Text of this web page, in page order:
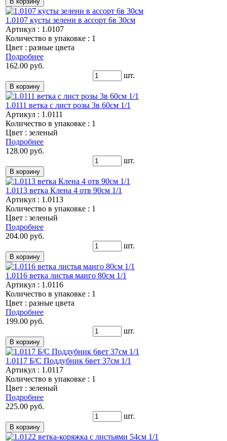
1.0107 кусты зелени в ассорт 6в 30см
Артикул : 1.0107
Количество в упаковке : 1
Цвет : разные цвета
Подробнее
162.00 руб.
шт.
1.0111 ветка с лист розы 3в 60см 1/1
Артикул : 1.0111
Количество в упаковке : 1
Цвет : зеленый
Подробнее
128.00 руб.
шт.
1.0113 ветка Клена 4 отв 90см 1/1
Артикул : 1.0113
Количество в упаковке : 1
Цвет : зеленый
Подробнее
204.00 руб.
шт.
1.0116 ветка листья манго 80см 1/1
Артикул : 1.0116
Количество в упаковке : 1
Цвет : разные цвета
Подробнее
199.00 руб.
шт.
1.0117 Б/С Поддубник 6вет 37см 1/1
Артикул : 1.0117
Количество в упаковке : 1
Цвет : зеленый
Подробнее
225.00 руб.
шт.